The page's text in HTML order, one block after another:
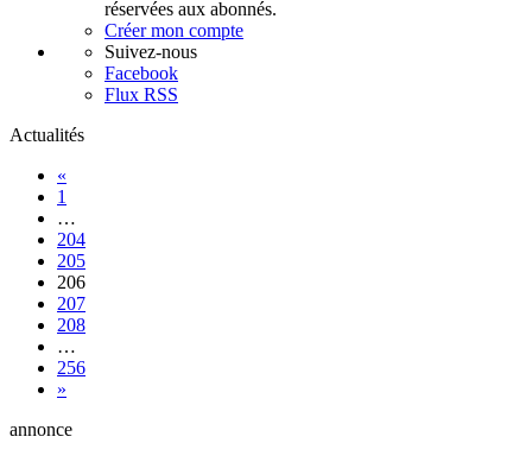
réservées aux abonnés.
Créer mon compte
Suivez-nous
Facebook
Flux RSS
Actualités
«
1
…
204
205
206
207
208
…
256
»
annonce